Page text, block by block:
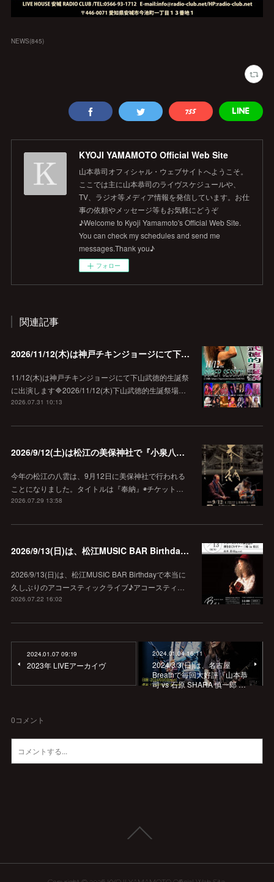
NEWS(845)
KYOJI YAMAMOTO Official Web Site
山本恭司オフィシャル・ウェブサイトへようこそ。
ここでは主に山本恭司のライヴスケジュールや、
TV、ラジオ等メディア情報を発信しています。お仕
事の依頼やメッセージ等もお気軽にどうぞ
♪Welcome to Kyoji Yamamoto's Official Web Site.
You can check my schedules and send me
messages.Thank you♪
フォロー
関連記事
2026/11/12(木)は神戸チキンジョージにて下山武徳的生誕祭に出演します♪
11/12(木)は神戸チキンジョージにて下山武徳的生誕祭
に出演します🔷2026/11/12(木)下山武徳的生誕祭場…
2026.07.31 10:13
2026/9/12(土)は松江の美保神社で『小泉八雲朗読のしらべ』
今年の松江の八雲は、9月12日に美保神社で行われる
ことになりました。タイトルは『奉納』◉チケット…
2026.07.29 13:58
2026/9/13(日)は、松江MUSIC BAR Birthdayでアコースティック弾き語り弾きまくりギター三昧♪
2026/9/13(日)は、松江MUSIC BAR Birthdayで本当に
久しぶりのアコースティックライブ♪アコースティ…
2026.07.22 16:02
2024.01.07 09:19
2023年 LIVEアーカイヴ
2024.01.04 16:11
2024/3/3(日)は、名古屋
Breathで毎回大好評『山本恭
司 vs 石原 SHARA 慎一郎 …
0コメント